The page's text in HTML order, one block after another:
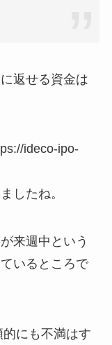
返せる資金は
ideco-ipo-
したね。
来週中という
いるところで
にも不満はす